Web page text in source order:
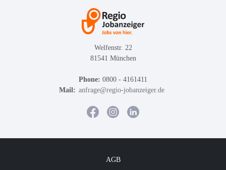
Welfenstr. 22
81541 München
Phone: 0800 - 4161411
Mail: anfrage@regio-jobanzeiger.de
AGB